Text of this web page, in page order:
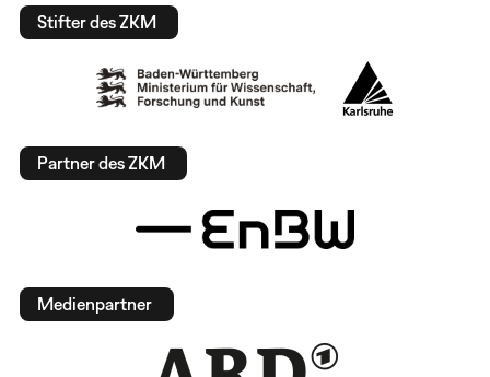
Stifter des ZKM
Partner des ZKM
Medienpartner